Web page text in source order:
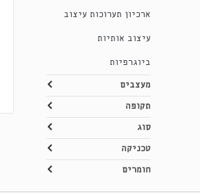
ארכיון תערוכות עיצוב
עיצוב אותיות
ביוגרפיות
מעצבים
תקופה
סוג
טכניקה
חומרים